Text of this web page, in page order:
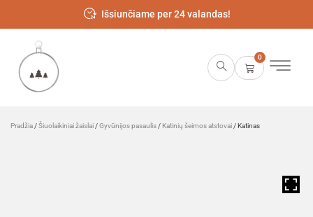
Išsiunčiame per 24 valandas!
0
Pradžia /Šiuolaikiniai žaislai /Gyvūnijos pasaulis / Katinių šeimos atstovai / Katinas